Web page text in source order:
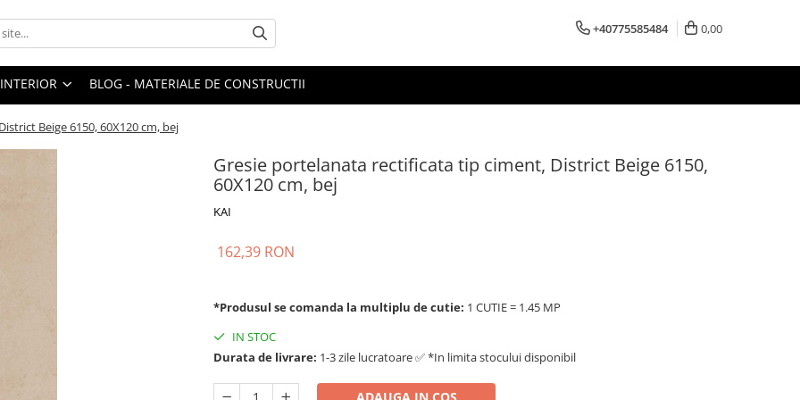
+40775585484 0,00
BLOG - MATERIALE DE CONSTRUCTII
Beige 6150, 60X120 cm, bej
Gresie portelanata rectificata tip ciment, District Beige 6150,
60X120 cm, bej
KAI
162,39 RON
*Produsul se comanda la multiplu de cutie: 1 CUTIE = 1.45 MP
IN STOC
Durata de livrare: 1-3 zile lucratoare ✅ *In limita stocului disponibil